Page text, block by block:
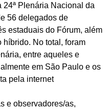
Plenária Nacional da
56 delegados de
estaduais do Fórum, além
híbrido. No total, foram
entre aqueles e
em São Paulo e os
pela internet
e observadores/as,